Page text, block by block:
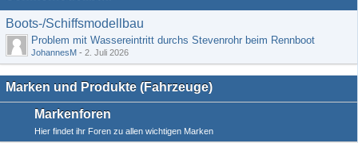
Boots-/Schiffsmodellbau
Problem mit Wassereintritt durchs Stevenrohr beim Rennboot
JohannesM - 2. Juli 2026
Marken und Produkte (Fahrzeuge)
Markenforen
Hier findet ihr Foren zu allen wichtigen Marken